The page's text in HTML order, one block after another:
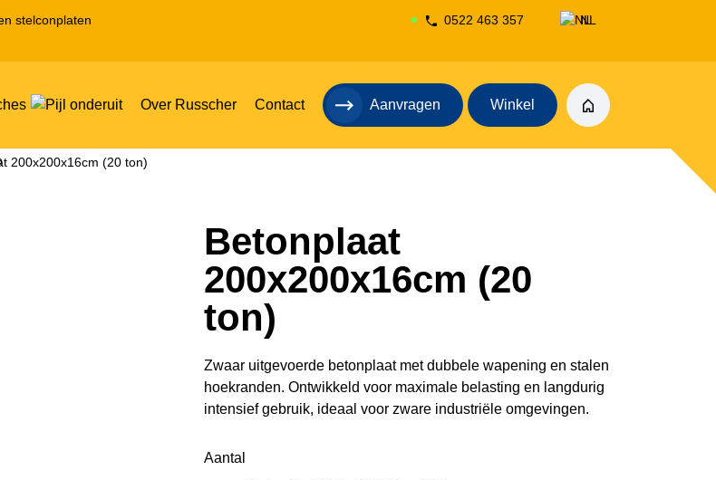
stelconplaten
0522 463 357
NL
Over Russcher Contact Aanvragen Winkel
200x200x16cm (20 ton)
Betonplaat
200x200x16cm (20
ton)
Zwaar uitgevoerde betonplaat met dubbele wapening en stalen
hoekranden. Ontwikkeld voor maximale belasting en langdurig
intensief gebruik, ideaal voor zware industriële omgevingen.
Aantal